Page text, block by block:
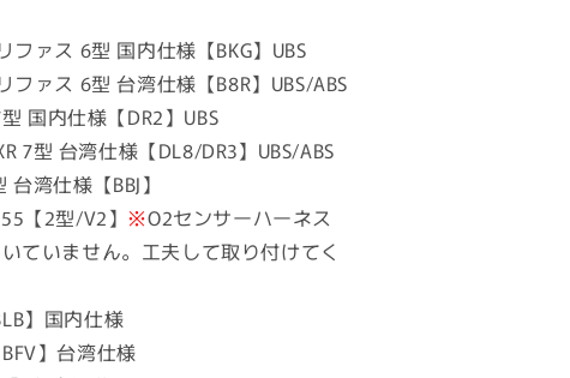
ファス 6型 国内仕様【BKG】UBS
ファス 6型 台湾仕様【B8R】UBS/ABS
国内仕様【DR2】UBS
7型 台湾仕様【DL8/DR3】UBS/ABS
湾仕様【BBJ】
【2型/V2】 ※O2センサーハーネス
ていません。工夫して取り付けてく
】国内仕様
】台湾仕様